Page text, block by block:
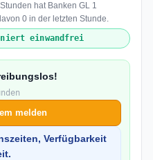
hat Banken GL 1
0 in der letzten Stunde.
einwandfrei
melden
Verfügbarkeit